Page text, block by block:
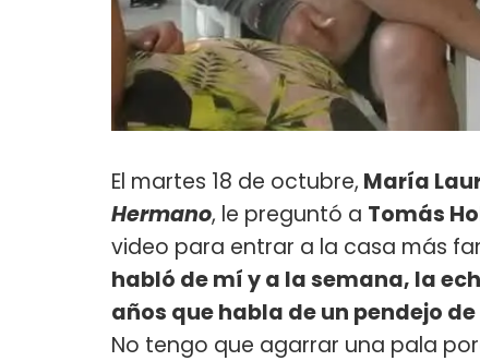
El martes 18 de octubre, María
Hermano, le preguntó a Tomás
video para entrar a la casa más
habló de mí y a la semana, la
años que habla de un pendejo
No tengo que agarrar una pala